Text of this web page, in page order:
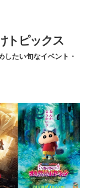
トピックス
したい旬なイベント・